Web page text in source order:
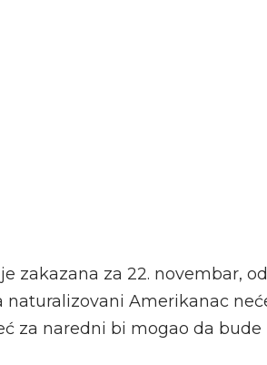
zakazana za 22. novembar,
naturalizovani Amerikanac
za naredni bi mogao da